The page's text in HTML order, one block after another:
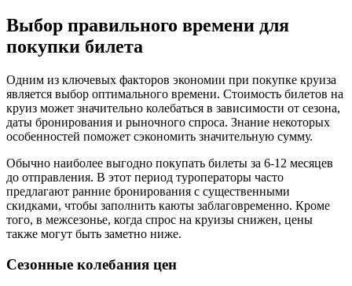
Выбор правильного времени для
покупки билета
Одним из ключевых факторов экономии при покупке круиза
является выбор оптимального времени. Стоимость билетов на
круиз может значительно колебаться в зависимости от сезона,
даты бронирования и рыночного спроса. Знание некоторых
особенностей поможет сэкономить значительную сумму.
Обычно наиболее выгодно покупать билеты за 6-12 месяцев
до отправления. В этот период туроператоры часто
предлагают ранние бронирования с существенными
скидками, чтобы заполнить каюты заблаговременно. Кроме
того, в межсезонье, когда спрос на круизы снижен, цены
также могут быть заметно ниже.
Сезонные колебания цен